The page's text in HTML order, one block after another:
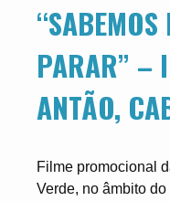
“SABEMOS
PARAR” –
ANTÃO,
Filme promocional
Verde, no âmbito do